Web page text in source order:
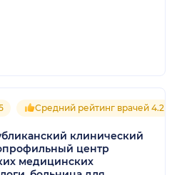
Средний рейтинг врачей 4.2
клинический
центр
медицинских